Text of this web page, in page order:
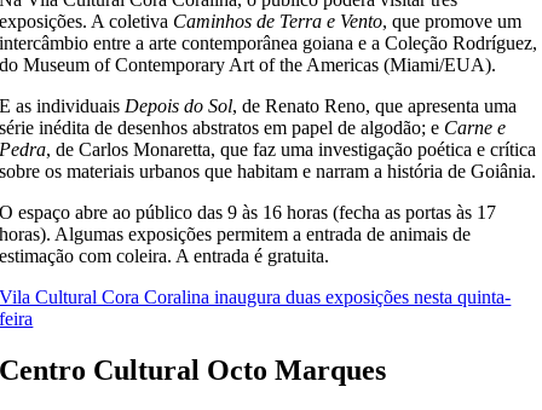
exposições. A coletiva Caminhos de Terra e Vento, que promove um
intercâmbio entre a arte contemporânea goiana e a Coleção Rodríguez,
do Museum of Contemporary Art of the Americas (Miami/EUA).
E as individuais Depois do Sol, de Renato Reno, que apresenta uma
série inédita de desenhos abstratos em papel de algodão; e Carne e
Pedra, de Carlos Monaretta, que faz uma investigação poética e crítica
sobre os materiais urbanos que habitam e narram a história de Goiânia.
O espaço abre ao público das 9 às 16 horas (fecha as portas às 17
horas). Algumas exposições permitem a entrada de animais de
estimação com coleira. A entrada é gratuita.
Vila Cultural Cora Coralina inaugura duas exposições nesta quinta-
feira
Centro Cultural Octo Marques